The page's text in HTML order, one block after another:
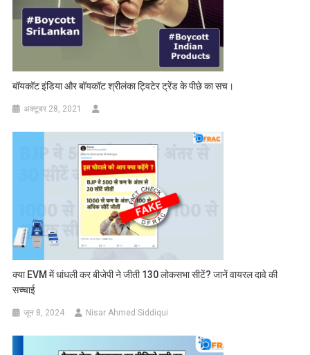
बॉयकॉट इंडिया और बॉयकॉट श्रीलंका ट्विटेर ट्रेंड के पीछे का सच।
अक्टूबर 28, 2021
क्या EVM में धांधली कर बीजेपी ने जीती 130 लोकसभा सीटें? जानें वायरल दावे की
सच्चाई
जून 8, 2024 Nisar Ahmed Siddiqui